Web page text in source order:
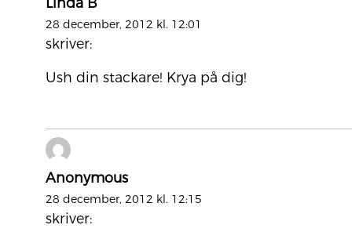
28 december, 2012 kl. 12:01
skriver:
Ush din stackare! Krya på dig!
Anonymous
28 december, 2012 kl. 12:15
skriver: